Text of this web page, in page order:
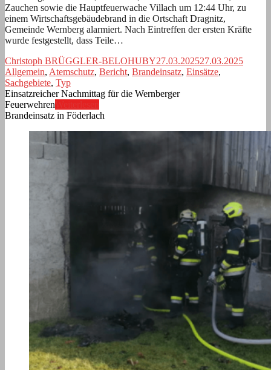
Zauchen sowie die Hauptfeuerwache Villach um 12:44 Uhr, zu
einem Wirtschaftsgebäudebrand in die Ortschaft Dragnitz,
Gemeinde Wernberg alarmiert. Nach Eintreffen der ersten Kräfte
wurde festgestellt, dass Teile…
Christoph BRÜGGLER-BELOHUBY27.03.202527.03.2025
Allgemein, Atemschutz, Bericht, Brandeinsatz, Einsätze,
Sachgebiete, Typ
Einsatzreicher Nachmittag für die Wernberger
Feuerwehren
Brandeinsatz in Föderlach